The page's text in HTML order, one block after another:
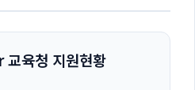
육청 지원현황